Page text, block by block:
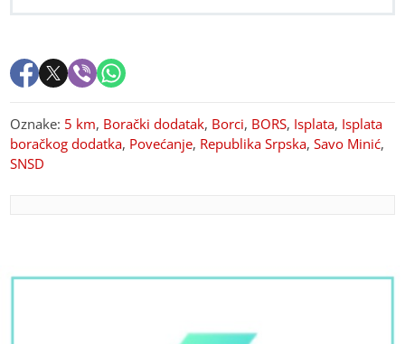
Oznake: 5 km, Borački dodatak, Borci, BORS, Isplata, Isplata
boračkog dodatka, Povećanje, Republika Srpska,Savo Minić,
SNSD